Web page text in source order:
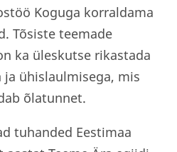
Koguga korraldama
Tõsiste teemade
ka üleskutse rikastada
ühislaulmisega, mis
õlatunnet.
tuhanded Eestimaa